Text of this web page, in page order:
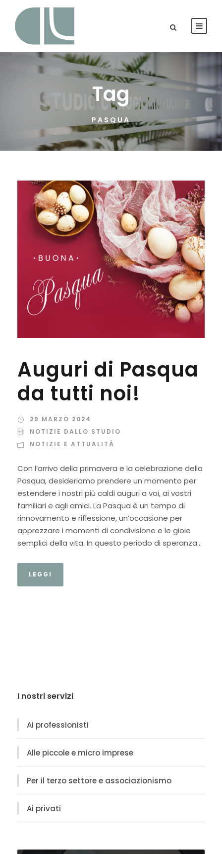
Tag
PASQUA
Auguri di Pasqua
da tutti noi!
29 MARZO 2024
NOTIZIE DALLO STUDIO
NOTIZIE E ATTUALITÀ
Con l’arrivo della primavera e la celebrazione della
Pasqua, desideriamo prendere un momento per
estendere i nostri più caldi auguri a voi, ai vostri
familiari e agli amici. La Pasqua è un tempo di
rinnovamento e riflessione, un’occasione per
apprezzare i momenti di condivisione e le gioie
semplici della vita. In questo periodo di speranza...
LEGGI
I nostri servizi
Ai professionisti
Alle piccole e micro imprese
Per il terzo settore e associazionismo
Ai privati